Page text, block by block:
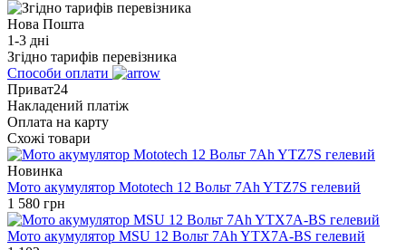
Нова Пошта
1-3 дні
Згідно тарифів перевізника
Способи оплати
Приват24
Накладений платіж
Оплата на карту
Схожі товари
Новинка
Мото акумулятор Mototech 12 Вольт 7Ah YTZ7S гелевий
1 580 грн
Мото акумулятор MSU 12 Вольт 7Ah YTX7A-BS гелевий